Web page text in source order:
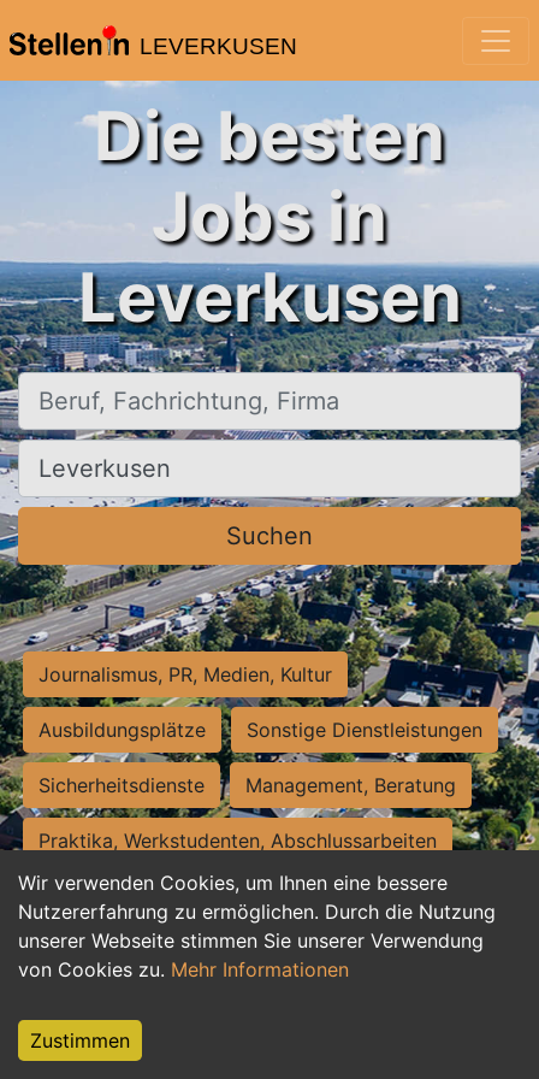
LEVERKUSEN
Wir verwenden Cookies, um Ihnen eine bessere
Nutzererfahrung zu ermöglichen. Durch die Nutzung
unserer Webseite stimmen Sie unserer Verwendung
von Cookies zu. Mehr Informationen
Zustimmen
Die besten
Jobs in
Leverkusen
Beruf, Fachrichtung, Firma
Ort, Stadt
Suchen
Journalismus, PR, Medien, Kultur
Ausbildungsplätze Sonstige Dienstleistungen
Sicherheitsdienste Management, Beratung
Praktika, Werkstudenten, Abschlussarbeiten
Personalwesen Assistenz, Sekretariat
Hilfskräfte, Aushilfs- und Nebenjobs
Weiterbildung, Studium, duale Ausbildung